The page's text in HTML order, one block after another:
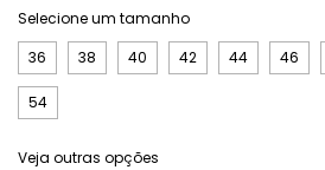
Selecione um tamanho
36
38 40 42 44 46
54
Veja outras opções